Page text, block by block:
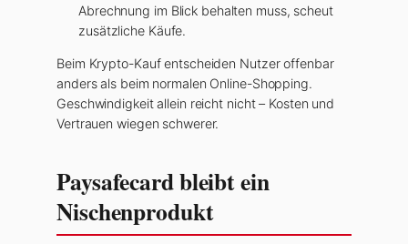
Abrechnung im Blick behalten muss, scheut
zusätzliche Käufe.
Beim Krypto-Kauf entscheiden Nutzer offenbar
anders als beim normalen Online-Shopping.
Geschwindigkeit allein reicht nicht – Kosten und
Vertrauen wiegen schwerer.
Paysafecard bleibt ein
Nischenprodukt